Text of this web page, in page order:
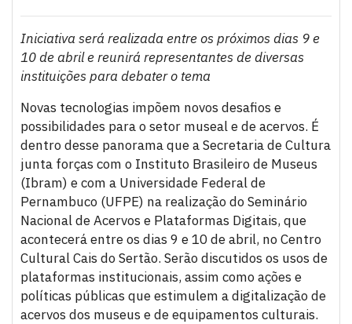
Iniciativa será realizada entre os próximos dias 9 e
10 de abril e reunirá representantes de diversas
instituições para debater o tema
Novas tecnologias impõem novos desafios e
possibilidades para o setor museal e de acervos. É
dentro desse panorama que a Secretaria de Cultura
junta forças com o Instituto Brasileiro de Museus
(Ibram) e com a Universidade Federal de
Pernambuco (UFPE) na realização do Seminário
Nacional de Acervos e Plataformas Digitais, que
acontecerá entre os dias 9 e 10 de abril, no Centro
Cultural Cais do Sertão. Serão discutidos os usos de
plataformas institucionais, assim como ações e
políticas públicas que estimulem a digitalização de
acervos dos museus e de equipamentos culturais.